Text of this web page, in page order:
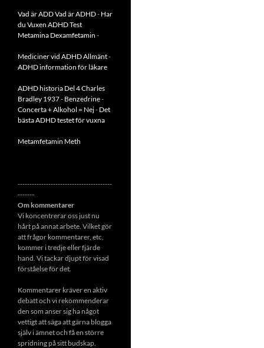
Vad är ADDVad är ADHD- Har
du Vuxen ADHD Test
Metamina Dexamfetamin -
Mediciner vid ADHD Allmänt-
ADHD information för läkare
ADHD historia Del 4 Charles
Bradley 1937 - Benzedrine-
Concerta + Alkohol = Nej- Det
bästa ADHD testet för vuxna
Metamfetamin Meth
----------------------------------------
-------
Om kommentarer
Vi koncentrerar oss just nu
hårt på annat arbete. Vilket gör
att frågor kommentarer, etc,
kommer i tredje eller fjärde
hand. Vi tackar djupt för visad
förståelse för det.
Kommentarer kräver en aktiv
debatt och vi rekommenderar
den som anser sig ha något
vettigt att säga att gärna blogga
själv i ämnet och få en större
spridning på sitt budskap.